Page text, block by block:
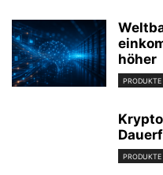
höher
PRODUKTE
PRODUKTE